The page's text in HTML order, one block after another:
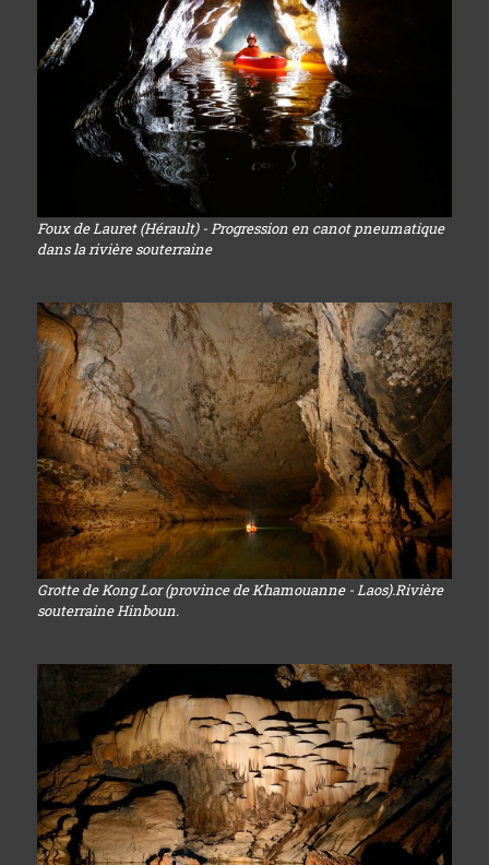
Foux de Lauret (Hérault) - Progression en canot pneumatique
dans la rivière souterraine
Grotte de Kong Lor (province de Khamouanne - Laos).Rivière
souterraine Hinboun.